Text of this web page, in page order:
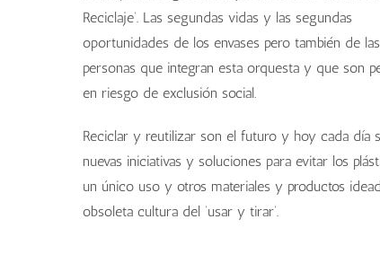
Reciclaje’. Las segundas vidas y las segundas
oportunidades de los envases pero también de las
personas que integran esta orquesta y que son
en riesgo de exclusión social.
Reciclar y reutilizar son el futuro y hoy cada día
nuevas iniciativas y soluciones para evitar los
un único uso y otros materiales y productos
obsoleta cultura del ‘usar y tirar’.